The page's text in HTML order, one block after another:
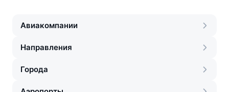
Авиакомпании
Направления
Города